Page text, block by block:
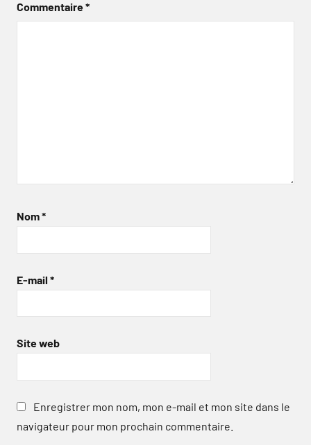
Commentaire*
Nom*
E-mail *
Site web
Enregistrer mon nom, mon e-mail et mon site dans le
navigateur pour mon prochain commentaire.